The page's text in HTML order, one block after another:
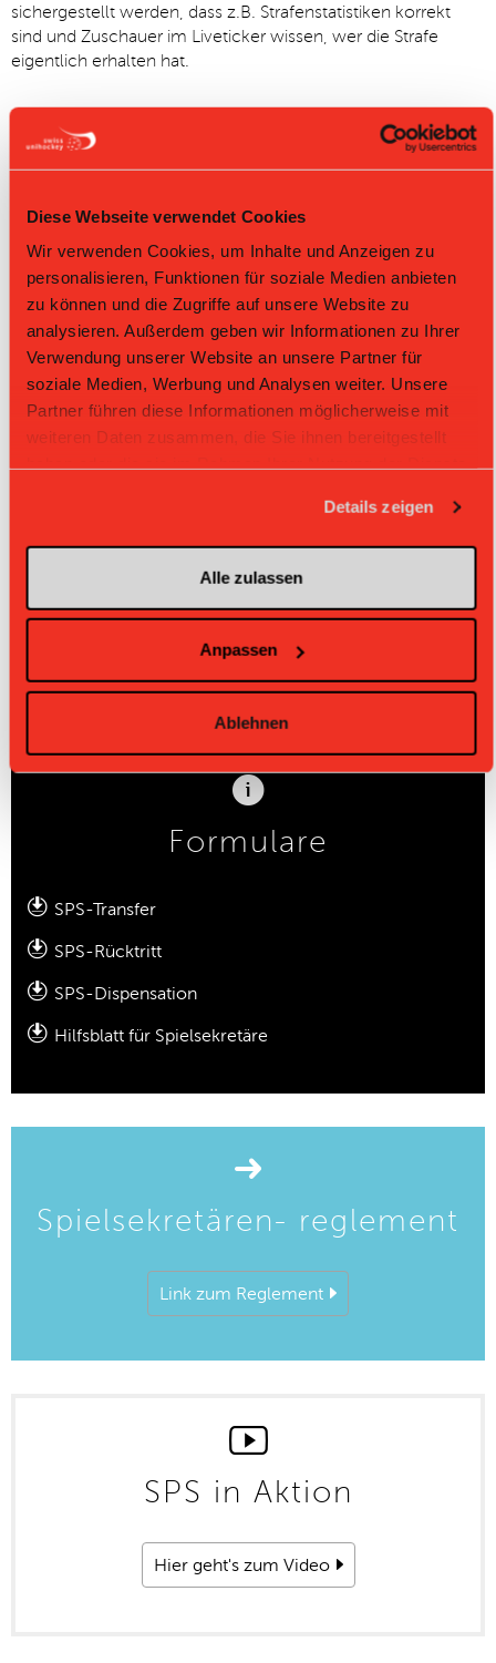
Diese Webseite verwendet Cookies
Wir verwenden Cookies, um Inhalte und Anzeigen zu
personalisieren, Funktionen für soziale Medien anbieten
zu können und die Zugriffe auf unsere Website zu
analysieren. Außerdem geben wir Informationen zu Ihrer
Verwendung unserer Website an unsere Partner für
soziale Medien, Werbung und Analysen weiter. Unsere
Partner führen diese Informationen möglicherweise mit
weiteren Daten zusammen, die Sie ihnen bereitgestellt
Details zeigen
Alle zulassen
Anpassen
Ablehnen
sichergestellt werden, dass z.B. Strafenstatistiken korrekt
sind und Zuschauer im Liveticker wissen, wer die Strafe
eigentlich erhalten hat.
Welche Helferpositionen müssen rund ums Spielsekretariat
an einem Spiel besetzt sein?
unterschiedlich im Vergleich zu Ligen ohne SPS-
Kontingentsvorschrift. Du findest die genaue Anzahl Helfer in
Weisung Spieldurchführung, Artikel 9.1.
Kontakt
Inputs zur Ausbildung und zum SPS-Wesen
Die Ansprechpersonen sind Yannick Schluep und Yanick
spielsekretaere@swissunihockey.ch
Formulare
SPS-Transfer
SPS-Rücktritt
SPS-Dispensation
Hilfsblatt für Spielsekretäre
Spielsekretären- reglement
Link zum Reglement
SPS in Aktion
Hier geht's zum Video